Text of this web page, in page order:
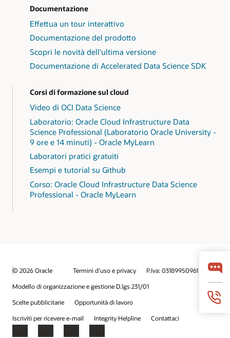
Documentazione
Effettua un tour interattivo
Documentazione del prodotto
Scopri le novità dell'ultima versione
Documentazione di Accelerated Data Science SDK
Corsi di formazione sul cloud
Video di OCI Data Science
Laboratorio: Oracle Cloud Infrastructure Data
Science Professional (Laboratorio Oracle University -
9 ore e 14 minuti) - Oracle MyLearn
Laboratori pratici gratuiti
Esempi e tutorial su Github
Corso: Oracle Cloud Infrastructure Data Science
Professional - Oracle MyLearn
© 2026 Oracle Termini d'uso e privacy
P.Iva: 03189950961
Modello di organizzazione e gestione D.lgs 231/01
Scelte pubblicitarie
Opportunità di lavoro
Iscriviti per ricevere e-mail
Integrity Helpline Contattaci
Facebook
X LinkedInYouTube